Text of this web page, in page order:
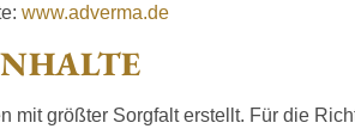
www.adverma.de
mit größter Sorgfalt erstellt. Für die